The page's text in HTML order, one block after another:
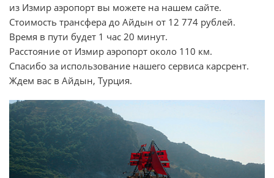
из Измир аэропорт вы можете на нашем сайте.
Стоимость трансфера до Айдын от 12 774 рублей.
Время в пути будет 1 час 20 минут.
Расстояние от Измир аэропорт около 110 км.
Спасибо за использование нашего сервиса карсрент.
Ждем вас в Айдын, Турция.